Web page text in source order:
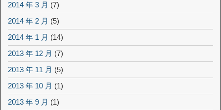
2014 年 3 月 (7)
2014 年 2 月 (5)
2014 年 1 月 (14)
2013 年 12 月 (7)
2013 年 11 月 (5)
2013 年 10 月 (1)
2013 年 9 月 (1)